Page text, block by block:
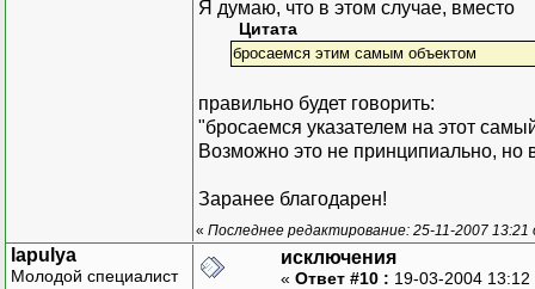
Я думаю, что в этом случае, вместо
Цитата
бросаемся этим самым объектом
правильно будет говорить:
"бросаемся указателем на этот
Возможно это не принципиально, но
Заранее благодарен!
« Последнее редактирование: 25-11-2007 13:21
lapulya
Молодой специалист
исключения
« Ответ #10 : 19-03-2004